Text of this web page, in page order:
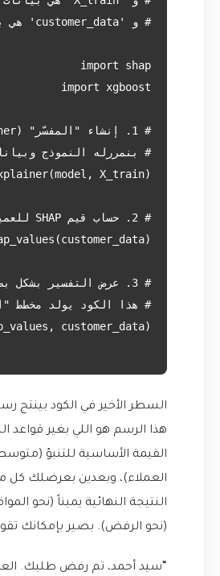
السطر الأخير في الكود بينتج
هذا الرسم هو اللي بغير قواعد
القيمة الأساسية للتنبؤ
العملاء)، وبعدين بعرضلك كل
النتيجة النهائية يميناً (نحو
(نحو الرفض). بصير بإمكانك
“سيد أحمد، تم رفض طلبك.